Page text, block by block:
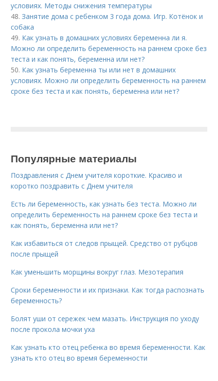
условиях. Методы снижения температуры
48.Занятие дома с ребенком 3 года дома. Игр. Котёнок и
собака
49. Как узнать в домашних условиях беременна ли я.
Можно ли определить беременность на раннем сроке без
теста и как понять, беременна или нет?
50. Как узнать беременна ты или нет в домашних
условиях. Можно ли определить беременность на раннем
сроке без теста и как понять, беременна или нет?
Популярные материалы
Поздравления с Днем учителя короткие. Красиво и
коротко поздравить с Днем учителя
Есть ли беременность, как узнать без теста. Можно ли
определить беременность на раннем сроке без теста и
как понять, беременна или нет?
Как избавиться от следов прыщей. Средство от рубцов
после прыщей
Как уменьшить морщины вокруг глаз. Мезотерапия
Сроки беременности и их признаки. Как тогда распознать
беременность?
Болят уши от сережек чем мазать. Инструкция по уходу
после прокола мочки уха
Как узнать кто отец ребенка во время беременности. Как
узнать кто отец во время беременности